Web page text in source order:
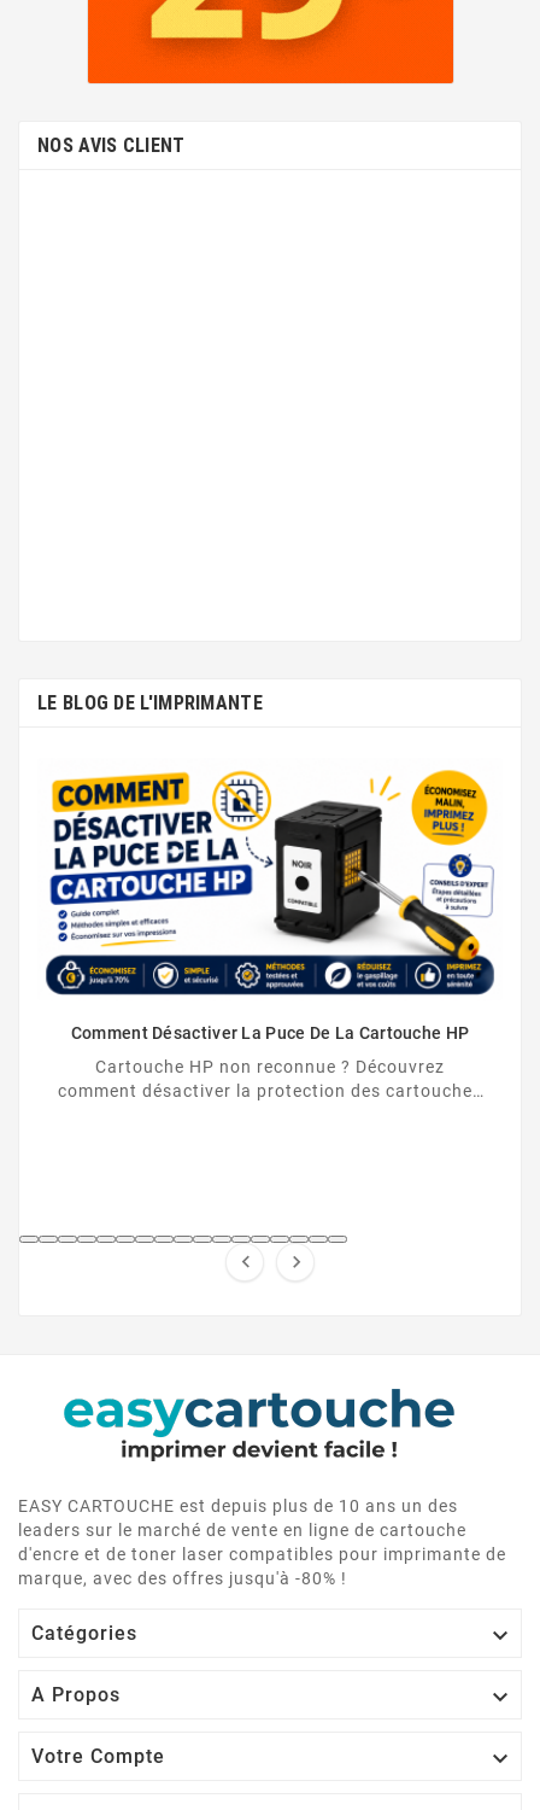
NOS AVIS CLIENT
LE BLOG DE L'IMPRIMANTE
Comment Désactiver La Puce De La Cartouche HP
Cartouche HP non reconnue ? Découvrez
comment désactiver la protection des cartouches
 
EASY CARTOUCHE est depuis plus de 10 ans un des
leaders sur le marché de vente en ligne de cartouche
d'encre et de toner laser compatibles pour imprimante de
marque, avec des offres jusqu'à -80% !
Catégories 
A Propos 
Votre Compte 